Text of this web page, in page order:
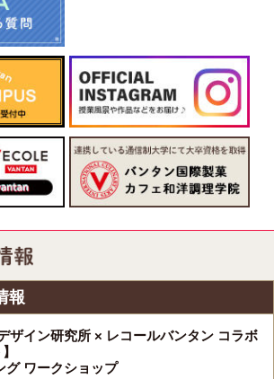
報
ザイン研究所 × レコールバンタン コラボ
グ ワークショップ